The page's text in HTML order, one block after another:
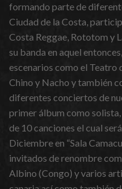
formando parte de
Ciudad de la Costa,
Costa Reggae, Rototom y
su banda en aquel
escenarios como el Teatro
Chino y Nacho y también
diferentes conciertos de
primer álbum como solista,
de 10 canciones el cual
Diciembre en “Sala
invitados de renombre
Albino (Congo) y varios